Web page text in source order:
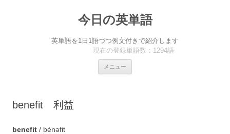
今日の英単語
英単語を1日1語づつ例文付きで紹介します
現在の登録単語数：1294語
メニュー
benefit 利益
benefit / bénəfit